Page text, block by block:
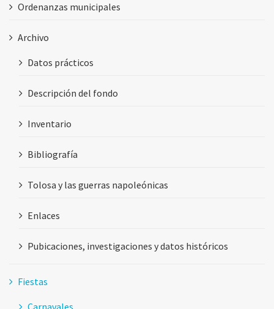
Ordenanzas municipales
Archivo
Datos prácticos
Descripción del fondo
Inventario
Bibliografía
Tolosa y las guerras napoleónicas
Enlaces
Pubicaciones, investigaciones y datos históricos
Fiestas